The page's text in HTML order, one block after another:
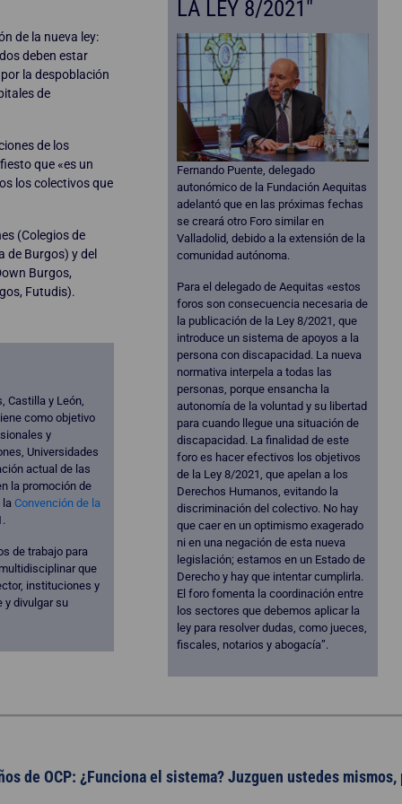
de la nueva ley:
deben estar
la despoblación
de
de los
que «es un
los colectivos que
(Colegios de
de Burgos) y del
Burgos,
Futudis).
Castilla y León,
como objetivo
y
Universidades
actual de las
la promoción de
Convención de la
de trabajo para
que
instituciones y
y divulgar su
LA LEY 8/2021"
Fernando Puente, delegado
autonómico de la Fundación Aequitas
adelantó que en las próximas fechas
se creará otro Foro similar en
Valladolid, debido a la extensión de la
comunidad autónoma.
Para el delegado de Aequitas «estos
foros son consecuencia necesaria de
la publicación de la Ley 8/2021, que
introduce un sistema de apoyos a la
persona con discapacidad. La nueva
normativa interpela a todas las
personas, porque ensancha la
autonomía de la voluntad y su libertad
para cuando llegue una situación de
discapacidad. La finalidad de este
foro es hacer efectivos los objetivos
de la Ley 8/2021, que apelan a los
Derechos Humanos, evitando la
discriminación del colectivo. No hay
que caer en un optimismo exagerado
ni en una negación de esta nueva
legislación; estamos en un Estado de
Derecho y hay que intentar cumplirla.
El foro fomenta la coordinación entre
los sectores que debemos aplicar la
ley para resolver dudas, como jueces,
fiscales, notarios y abogacía”.
de OCP: ¿Funciona el sistema? Juzguen ustedes